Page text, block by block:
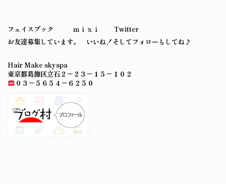
フェイスブック ｍｉｘｉ
Twitter
お友達募集しています。 いいね！そしてフォローもしてね♪
Hair Make skyspa
東京都葛飾区立石２－２３－１５－１０２
０３－５６５４－６２５０